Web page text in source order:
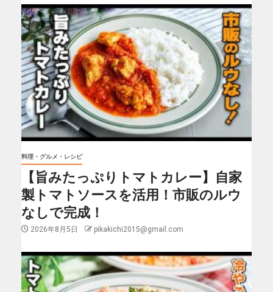
料理・グルメ・レシピ
【旨みたっぷりトマトカレー】自家
製トマトソースを活用！市販のルウ
なしで完成！
2026年8月5日 pikakichi2015@gmail.com